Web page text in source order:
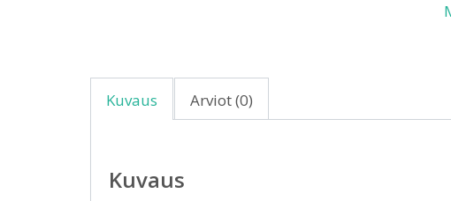
Kuvaus Arviot (0)
Kuvaus